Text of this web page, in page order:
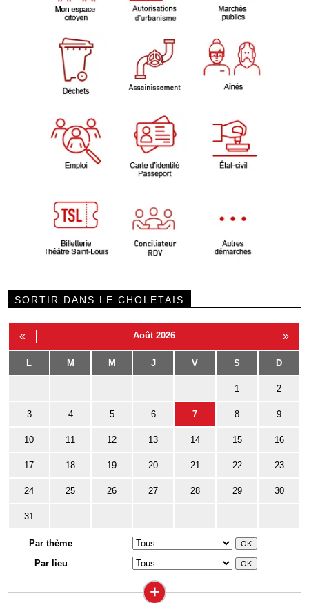
SORTIR DANS LE CHOLETAIS
« Août 2026 »
L M M J V S D
1 2
3 4 5 6 7 8 9
10 11 12 13 14 15 16
17 18 19 20 21 22 23
24 25 26 27 28 29 30
31
Par thème
Par lieu
+